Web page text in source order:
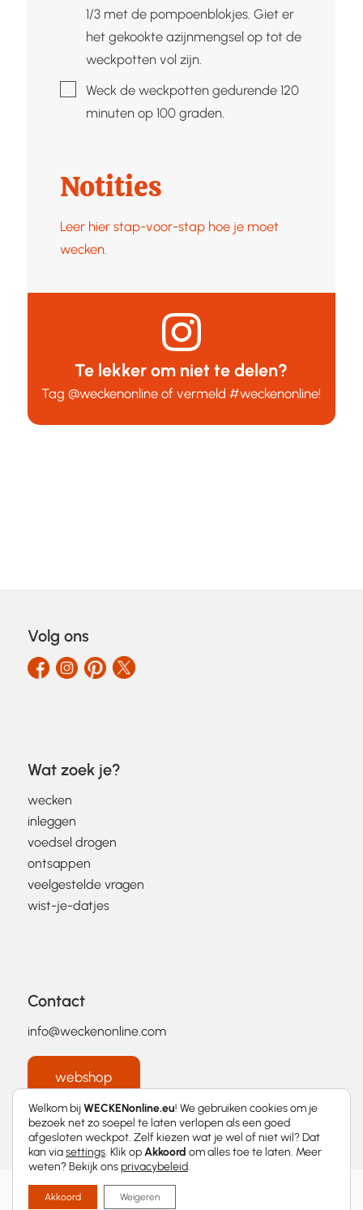
1/3 met de pompoenblokjes. Giet er
het gekookte azijnmengsel op tot de
weckpotten vol zijn.
▢Weck de weckpotten gedurende 120
minuten op 100 graden.
Notities
Leer hier stap-voor-stap hoe je moet
wecken.
Te lekker om niet te delen?
Tag@weckenonline of vermeld#weckenonline!
Volg ons
Wat zoek je?
wecken
inleggen
voedsel drogen
ontsappen
veelgestelde vragen
wist-je-datjes
Contact
info@weckenonline.com
webshop
2026 © WECKENonline.eu │
Welkom bijWECKENonline.eu! We gebruiken cookies om je
bezoek net zo soepel te laten verlopen als een goed
afgesloten weckpot. Zelf kiezen wat je wel of niet wil? Dat
kan viasettings. Klik opAkkoord om alles toe te laten. Meer
weten? Bekijk onsprivacybeleid.
Akkoord Weigeren